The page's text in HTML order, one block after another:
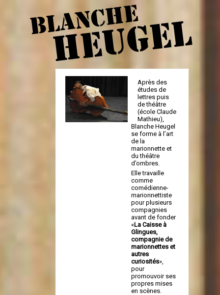
BLANCHE
HEUGEL
Après des
études de
lettres puis
de théâtre
(école Claude
Mathieu),
Blanche Heugel
se forme à l’art
de la
marionnette et
du théâtre
d’ombres.
Elle travaille
comme
comédienne-
marionnettiste
pour plusieurs
compagnies
avant de fonder
«La Caisse à
Glingues,
compagnie de
marionnettes et
autres
curiosités»,
pour
promouvoir ses
propres mises
en scènes.